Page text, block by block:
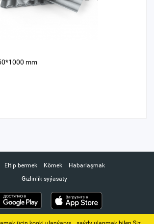
mm
Eltip bermek Kömek
Habarlaşmak
Gizlinlik syýasaty